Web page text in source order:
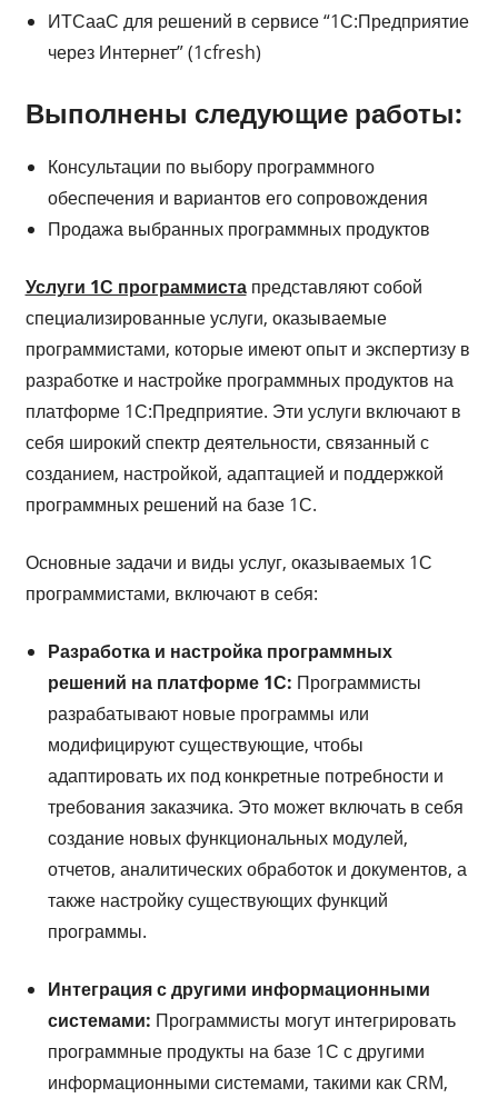
ИТСааС для решений в сервисе “1С:Предприятие
через Интернет” (1cfresh)
Выполнены следующие работы:
Консультации по выбору программного
обеспечения и вариантов его сопровождения
Продажа выбранных программных продуктов
Услуги 1С программистапредставляют собой
специализированные услуги, оказываемые
программистами, которые имеют опыт и экспертизу в
разработке и настройке программных продуктов на
платформе 1С:Предприятие. Эти услуги включают в
себя широкий спектр деятельности, связанный с
созданием, настройкой, адаптацией и поддержкой
программных решений на базе 1С.
Основные задачи и виды услуг, оказываемых 1С
программистами, включают в себя:
Разработка и настройка программных
решений на платформе 1С: Программисты
разрабатывают новые программы или
модифицируют существующие, чтобы
адаптировать их под конкретные потребности и
требования заказчика. Это может включать в себя
создание новых функциональных модулей,
отчетов, аналитических обработок и документов, а
также настройку существующих функций
программы.
Интеграция с другими информационными
системами: Программисты могут интегрировать
программные продукты на базе 1С с другими
информационными системами, такими как CRM,